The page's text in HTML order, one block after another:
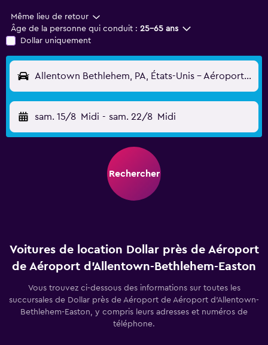
Même lieu de retour
Âge de la personne qui conduit : 25-65 ans
Dollar uniquement
Allentown Bethlehem, PA, États-Unis - Aéroport d'Allentown-Bethlehem-Easton (ABE)
sam. 15/8 Midi - sam. 22/8 Midi
Rechercher
Voitures de location Dollar près de Aéroport
de Aéroport d'Allentown-Bethlehem-Easton
Vous trouvez ci-dessous des informations sur toutes les
succursales de Dollar près de Aéroport de Aéroport d'Allentown-
Bethlehem-Easton, y compris leurs adresses et numéros de
téléphone.